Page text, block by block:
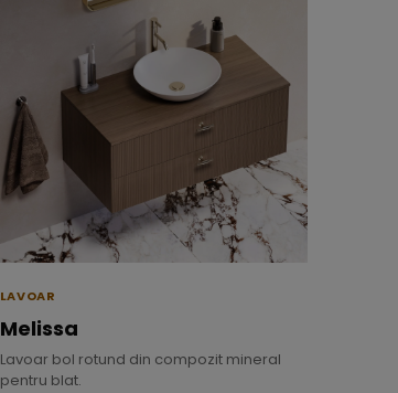
LAVOAR
Melissa
Lavoar bol rotund din compozit mineral
pentru blat.